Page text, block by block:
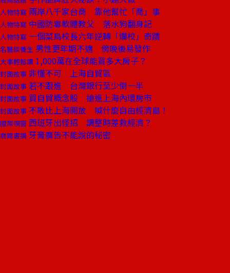
人物特寫 兩岸八千家台商 靠他幫忙「喬」事
人物特寫 中國防毒軟體教父 落水狗翻身記
人物特寫 一個菜鳥校長六年逆轉「爛校」奇蹟
名醫談養生 男性更年期不適 傍晚後易發作
大事輕鬆讀 1,000萬在全球能買多大房子？
封面故事 非懂不可 上海自貿區
封面故事 若不跟進 台灣銀行至少倒一半
封面故事 買自貿概念股 搶進上海內環房市
封面故事 不敢比上海開放 喊什麼自由經濟島！
國際視窗 西班牙出怪招 調整時差救經濟？
商周書摘 牙膏廣告不能說的秘密